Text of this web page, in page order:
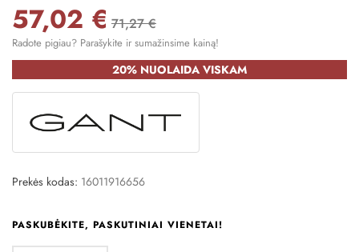
57,02 € 71,27 €
Radote pigiau? Parašykite ir sumažinsime kainą!
20% NUOLAIDA VISKAM
Prekės kodas: 16011916656
PASKUBĖKITE, PASKUTINIAI VIENETAI!